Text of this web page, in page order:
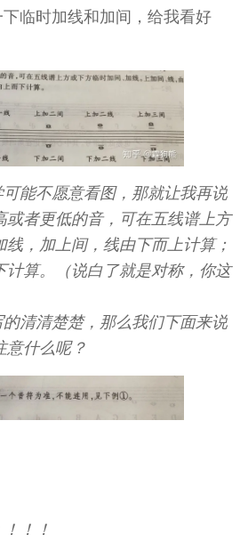
临时加线和加间，给我看好
能不愿意看图，那就让我再说
或者更低的音，可在五线谱上方
，加上间，线由下而上计算；
计算。（说白了就是对称，你这
清清楚楚，那么我们下面来说
意什么呢？
！！